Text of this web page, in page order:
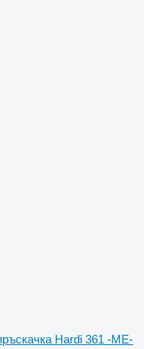
Hardi 361 -ME-